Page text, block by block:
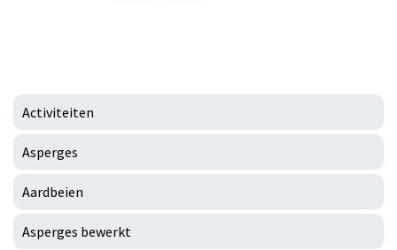
Activiteiten
Asperges
Aardbeien
Asperges bewerkt